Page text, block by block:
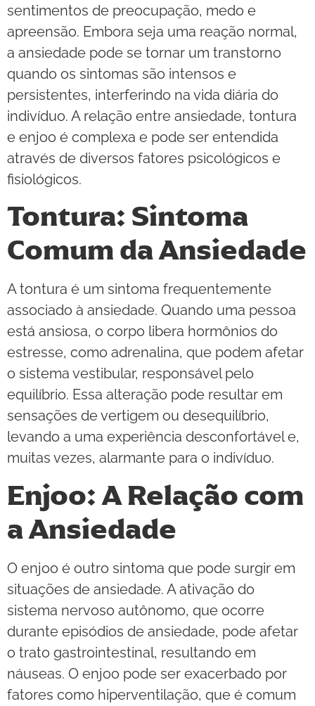
sentimentos de preocupação, medo e
apreensão. Embora seja uma reação normal,
a ansiedade pode se tornar um transtorno
quando os sintomas são intensos e
persistentes, interferindo na vida diária do
indivíduo. A relação entre ansiedade, tontura
e enjoo é complexa e pode ser entendida
através de diversos fatores psicológicos e
fisiológicos.
Tontura: Sintoma
Comum da Ansiedade
A tontura é um sintoma frequentemente
associado à ansiedade. Quando uma pessoa
está ansiosa, o corpo libera hormônios do
estresse, como adrenalina, que podem afetar
o sistema vestibular, responsável pelo
equilíbrio. Essa alteração pode resultar em
sensações de vertigem ou desequilíbrio,
levando a uma experiência desconfortável e,
muitas vezes, alarmante para o indivíduo.
Enjoo: A Relação com
a Ansiedade
O enjoo é outro sintoma que pode surgir em
situações de ansiedade. A ativação do
sistema nervoso autônomo, que ocorre
durante episódios de ansiedade, pode afetar
o trato gastrointestinal, resultando em
náuseas. O enjoo pode ser exacerbado por
fatores como hiperventilação, que é comum